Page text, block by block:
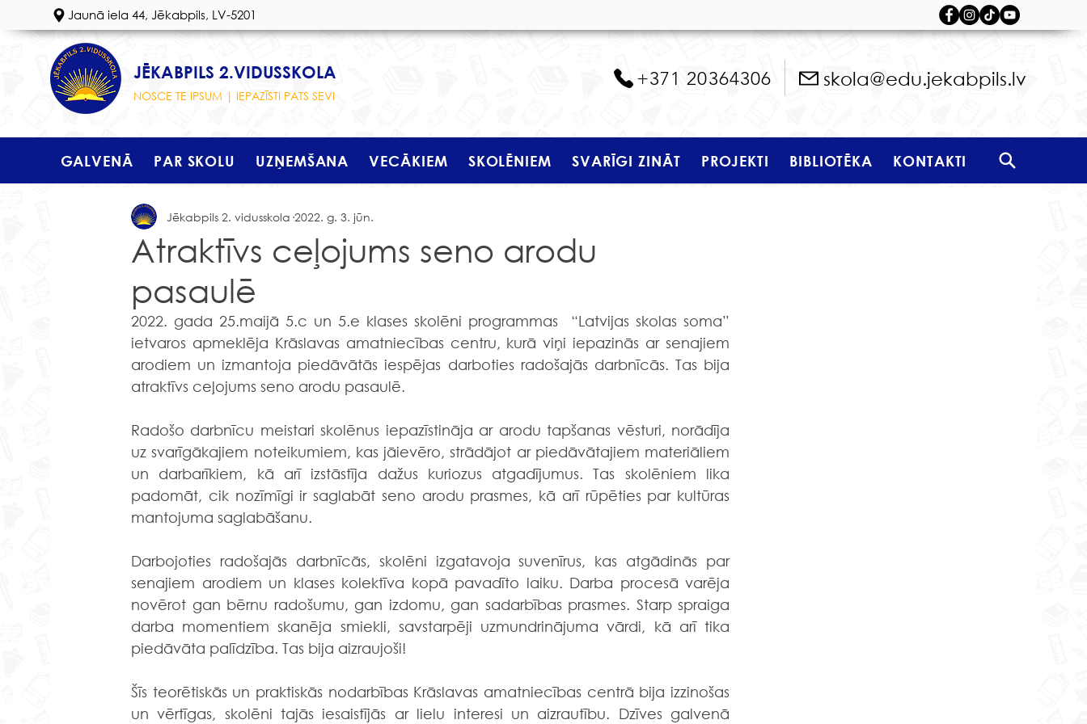
Jaunā iela 44, Jēkabpils, LV-5201
JĒKABPILS 2.VIDUSSKOLA
NOSCE TE IPSUM | IEPAZĪSTI PATS SEVI
+371 20364306 skola@edu.jekabpils.lv
GALVENĀ PAR SKOLU UZŅEMŠANA VECĀKIEM SKOLĒNIEM SVARĪGI ZINĀT PROJEKTI BIBLIOTĒKA KONTAKTI
Atraktīvs ceļojums seno arodu
pasaulē
Jēkabpils 2. vidusskola 2022. g. 3. jūn.
2022. gada 25.maijā 5.c un 5.e klases skolēni programmas  “Latvijas skolas soma”
ietvaros apmeklēja Krāslavas amatniecības centru, kurā viņi iepazinās ar senajiem
arodiem un izmantoja piedāvātās iespējas darboties radošajās darbnīcās. Tas bija
atraktīvs ceļojums seno arodu pasaulē.
Radošo darbnīcu meistari skolēnus iepazīstināja ar arodu tapšanas vēsturi, norādīja
uz svarīgākajiem noteikumiem, kas jāievēro, strādājot ar piedāvātajiem materiāliem
un darbarīkiem, kā arī izstāstīja dažus kuriozus atgadījumus. Tas skolēniem lika
padomāt, cik nozīmīgi ir saglabāt seno arodu prasmes, kā arī rūpēties par kultūras
mantojuma saglabāšanu.
Darbojoties radošajās darbnīcās, skolēni izgatavoja suvenīrus, kas atgādinās par
senajiem arodiem un klases kolektīva kopā pavadīto laiku. Darba procesā varēja
novērot gan bērnu radošumu, gan izdomu, gan sadarbības prasmes. Starp spraiga
darba momentiem skanēja smiekli, savstarpēji uzmundrinājuma vārdi, kā arī tika
piedāvāta palīdzība. Tas bija aizraujoši!
Šīs teorētiskās un praktiskās nodarbības Krāslavas amatniecības centrā bija izzinošas
un vērtīgas, skolēni tajās iesaistījās ar lielu interesi un aizrautību. Dzīves galvenā